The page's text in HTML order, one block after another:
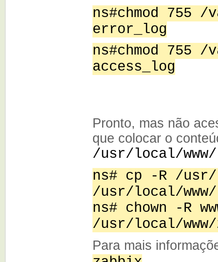
ns#chmod 755
error_log
ns#chmod 755
access_log
Pronto, mas não
que colocar o
/usr/local/www/
ns# cp -R /
/usr/local/www/
ns# chown -R
/usr/local/
Para mais